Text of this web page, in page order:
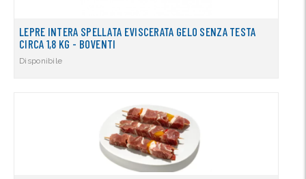
LEPRE INTERA SPELLATA EVISCERATA GELO SENZA TESTA
CIRCA 1,8 KG - BOVENTI
Disponibile